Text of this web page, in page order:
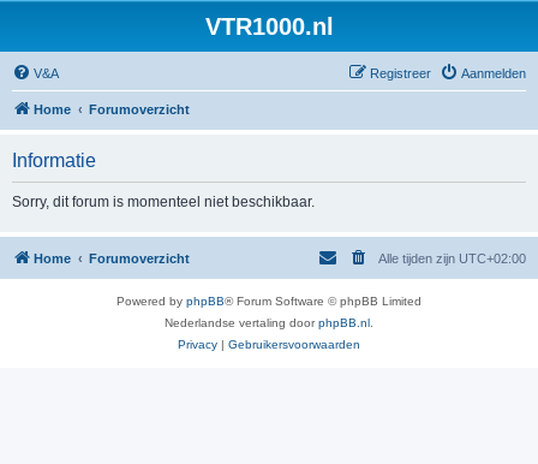
VTR1000.nl
V&A Aanmelden
Registreer
Home Forumoverzicht
Informatie
Sorry, dit forum is momenteel niet beschikbaar.
Home Forumoverzicht Alle tijden zijn UTC+02:00
Powered by phpBB® Forum Software © phpBB Limited
Nederlandse vertaling doorphpBB.nl
Privacy | Gebruikersvoorwaarden